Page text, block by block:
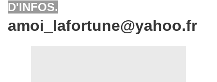
D'INFOS.
amoi_lafortune@yahoo.fr